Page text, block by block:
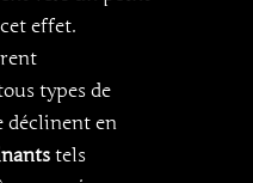
effet.
types de
déclinent en
tels